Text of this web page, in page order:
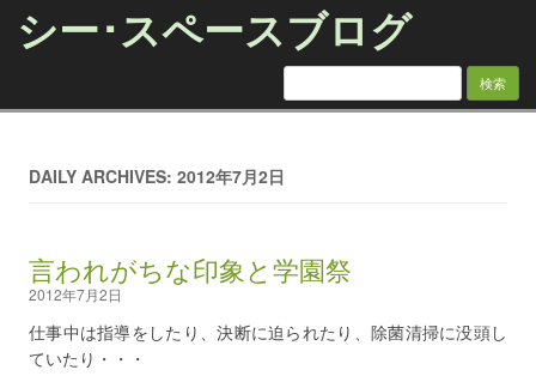
シー･スペースブログ
検索:
DAILY ARCHIVES: 2012年7月2日
言われがちな印象と学園祭
2012年7月2日
仕事中は指導をしたり、決断に迫られたり、除菌清掃に没頭し
ていたり・・・